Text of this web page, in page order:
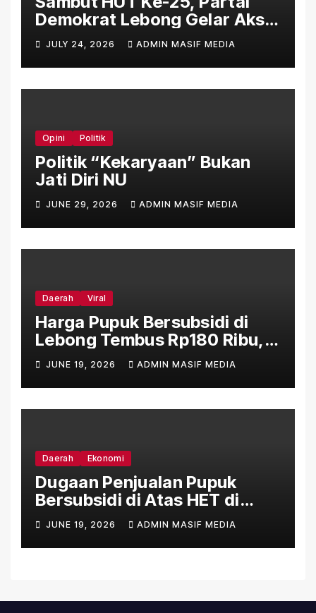
Demokrat Lebong Gelar Aksi
Bersih Rumah Ibadah Lewat
Gerakan Indonesia Asri
Langit Biru
JULY 24, 2026 ADMIN MASIF MEDIA
Opini Politik
Politik “Kekaryaan” Bukan
Jati Diri NU
JUNE 29, 2026 ADMIN MASIF MEDIA
Daerah Viral
Harga Pupuk Bersubsidi di
Lebong Tembus Rp180 Ribu,
Jauh Lampaui HET Permentan
No. 15/2025
JUNE 19, 2026 ADMIN MASIF MEDIA
Daerah Ekonomi
Dugaan Penjualan Pupuk
Bersubsidi di Atas HET di
Sejumlah Daerah Bengkulu
JUNE 19, 2026 ADMIN MASIF MEDIA